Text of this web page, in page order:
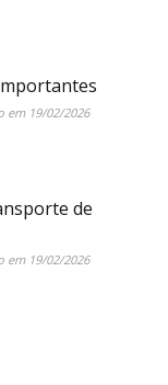
em 19/02/2026
de
em 19/02/2026